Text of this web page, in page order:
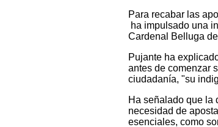
Para recabar las
ha impulsado una
Cardenal Belluga
Pujante ha
antes de comenzar
ciudadanía, "su
Ha señalado que la
necesidad de
esenciales, como